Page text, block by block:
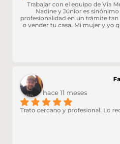
Trabajar con el equipo de Via
Nadine y Júnior es
profesionalidad en un trámite
o vender tu casa. Mi mujer y yo
hace 11 meses
Trato cercano y profesional. Lo